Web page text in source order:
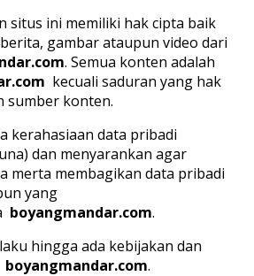
situs ini memiliki hak cipta baik
gambar ataupun video dari
. Semua konten adalah
kecuali saduran yang hak
sumber konten.
kerahasiaan data pribadi
dan menyarankan agar
merta membagikan data pribadi
yang
boyangmandar.com.
hingga ada kebijakan dan
boyangmandar.com.